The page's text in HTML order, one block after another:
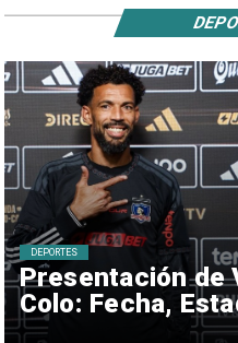
Presentación de
Colo: Fecha,
DEPORTES